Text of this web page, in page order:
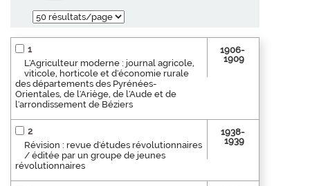
1
L'Agriculteur moderne : journal agricole,
viticole, horticole et d'économie rurale
des départements des Pyrénées-
Orientales, de l'Ariège, de l'Aude et de
l'arrondissement de Béziers
1906-
1909
2
Révision : revue d'études révolutionnaires
/ éditée par un groupe de jeunes
révolutionnaires
1938-
1939